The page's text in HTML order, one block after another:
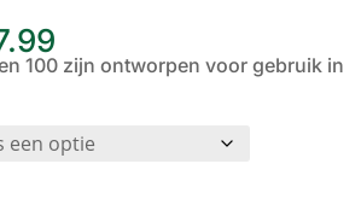
€14.99
tot
100 zijn ontworpen voor gebruik in